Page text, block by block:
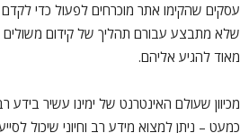
עסקים שהקימו אתר מוכרחים לפעול כדי לקדם
שלא מתבצע עבורם תהליך של קידום
מאוד להגיע אליהם.
מכיוון שעולם האינטרנט של ימינו עשיר בידע
כמעט – ניתן למצוא מידע רב וחיוני שיכול